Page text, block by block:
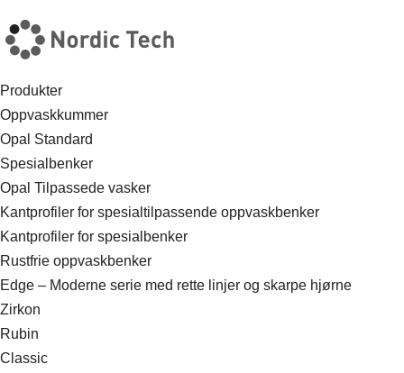
Produkter
Oppvaskkummer
Opal Standard
Spesialbenker
Opal Tilpassede vasker
Kantprofiler for spesialtilpassende oppvaskbenker
Kantprofiler for spesialbenker
Rustfrie oppvaskbenker
Edge – Moderne serie med rette linjer og skarpe hjørne
Zirkon
Rubin
Classic